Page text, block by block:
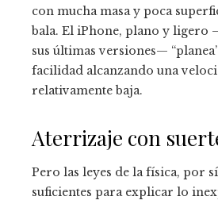
con mucha masa y poca
bala. El iPhone, plano y ligero
sus últimas versiones—
facilidad alcanzando una
relativamente baja.
Aterrizaje con
Pero las leyes de la física, por
suficientes para explicar lo